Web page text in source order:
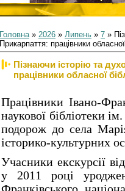
Головна» 2026 » Липень » 7 »
Прикарпаття: працівники
Пізнаючи історію та
працівники обласної
Працівники Івано-
наукової бібліотеки
подорож до села
історико-культурних
Учасники екскурсії
у 2011 році